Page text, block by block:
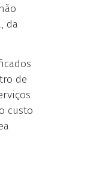
da
de
custo